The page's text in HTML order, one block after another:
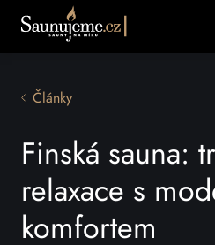
Přeskočit na obsah
Články
Finská sauna:
relaxace s
komfortem